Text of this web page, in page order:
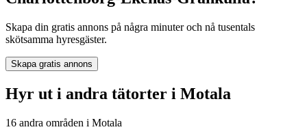
Skapa din gratis annons på några minuter och nå tusentals
skötsamma hyresgäster.
Skapa gratis annons
Hyr ut i andra tätorter i Motala
16 andra områden i Motala